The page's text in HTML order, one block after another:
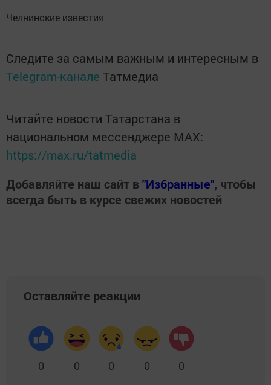
Челнинские известия
Следите за самым важным и интересным в
Telegram-канале Татмедиа
Читайте новости Татарстана в
национальном мессенджере MАХ:
https://max.ru/tatmedia
Добавляйте наш сайт в"Избранные", чтобы
всегда быть в курсе свежих новостей
Оставляйте реакции
0 0 0 0 0